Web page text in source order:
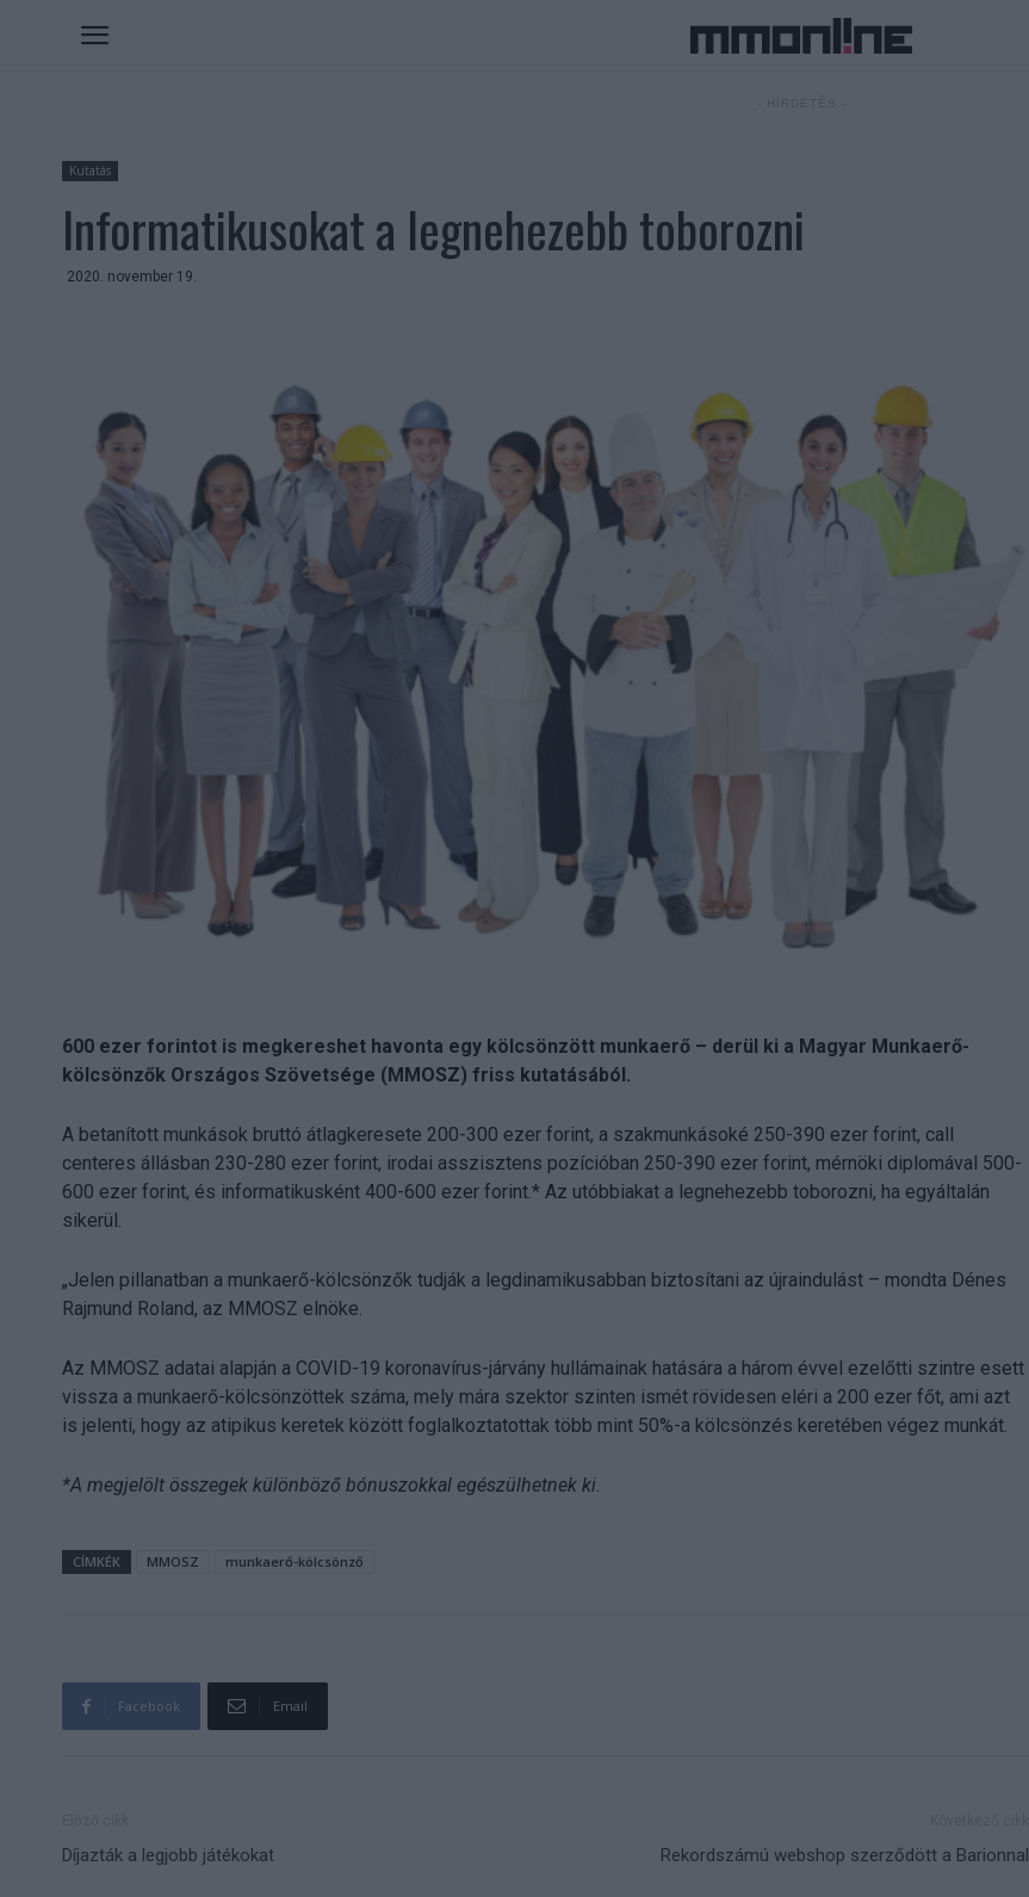
Kutatás
Informatikusokat a legnehezebb toborozni
2020. november 19.
600 ezer forintot is megkereshet havonta egy kölcsönzött munkaerő – derül ki a Magyar Munkaerő-
kölcsönzők Országos Szövetsége (MMOSZ) friss kutatásából.
A betanított munkások bruttó átlagkeresete 200-300 ezer forint, a szakmunkásoké 250-390 ezer forint, call
centeres állásban 230-280 ezer forint, irodai asszisztens pozícióban 250-390 ezer forint, mérnöki diplomával 500-
600 ezer forint, és informatikusként 400-600 ezer forint.* Az utóbbiakat a legnehezebb toborozni, ha egyáltalán
sikerül.
„Jelen pillanatban a munkaerő-kölcsönzők tudják a legdinamikusabban biztosítani az újraindulást – mondta Dénes
Rajmund Roland, az MMOSZ elnöke.
Az MMOSZ adatai alapján a COVID-19 koronavírus-járvány hullámainak hatására a három évvel ezelőtti szintre esett
vissza a munkaerő-kölcsönzöttek száma, mely mára szektor szinten ismét rövidesen eléri a 200 ezer főt, ami azt
is jelenti, hogy az atipikus keretek között foglalkoztatottak több mint 50%-a kölcsönzés keretében végez munkát.
*A megjelölt összegek különböző bónuszokkal egészülhetnek ki.
CÍMKÉK MMOSZ munkaerő-kölcsönző
Facebook Email
Díjazták a legjobb játékokat Rekordszámú webshop szerződött a Barionnal